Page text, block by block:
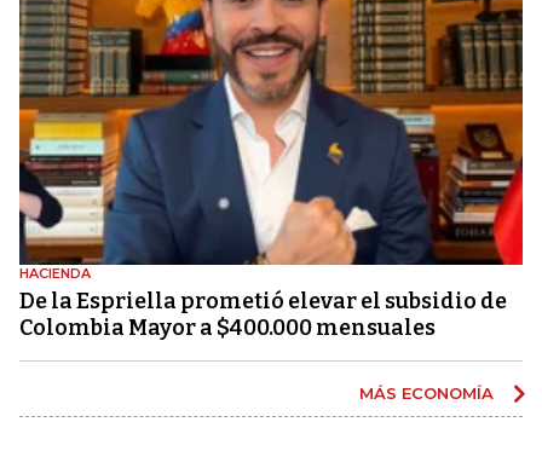
HACIENDA
De la Espriella prometió elevar el subsidio de
Colombia Mayor a $400.000 mensuales
MÁS ECONOMÍA